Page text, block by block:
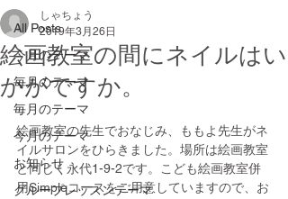
All Posts
今月のテーマ
毎月のテーマ
毎月のテーマ
今月のテーマ
お知らせ
グループレッスンテーマ
絵画教室の間にネイルはい
かがですか。
しゃちょう
2019年3月26日
絵画教室の先生でおなじみ、ももよ先生がネ
イルサロンをひらきました。場所は絵画教室
と同じく永代1-9-2です。こども絵画教室併
用Simpleコースをご用意していますので、お